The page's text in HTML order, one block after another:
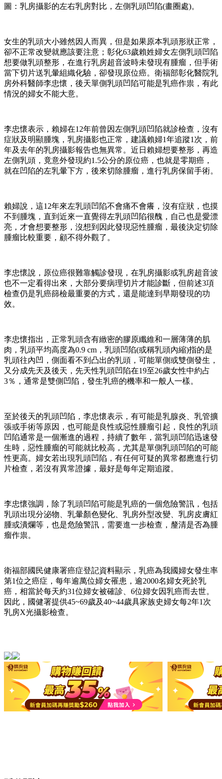
圖：乳房攝影的左右乳房對比，左側乳頭凹陷(畫圈處)。
女生的乳頭大小雖然因人而異，但是如果原本乳頭形狀正常，
卻不正常改變就應該要注意；彰化63歲賴姓婦女左側乳頭凹陷
想要做乳頭整形，在進行乳房超音波時未發現有腫瘤，但手術
當下切片送乳暈組織化驗，卻發現原位癌。衛福部彰化醫院乳
房外科醫師李忠懷，後天單側乳頭凹陷可能是乳癌作祟，有此
情況的婦女不能大意。
李忠懷表示，賴婦在12年前曾因左側乳頭凹陷就診檢查，沒有
症狀及明顯腫塊，乳房攝影也正常，建議賴婦1年追蹤1次，前
年及去年的乳房攝影報告也無異常。近日賴婦想要整形，再造
左側乳頭，竟意外發現約1.5公分的原位癌，也就是零期癌，
就在凹陷的左乳暈下方，後來切除腫瘤，進行乳房保留手術。
賴婦說，這12年來左乳頭凹陷不會痛不會癢，沒有症狀，也摸
不到腫塊，直到近來一直覺得左乳頭凹陷很醜，自己也是愛漂
亮，才會想要整形，沒想到因此發現惡性腫瘤，最後決定切除
腫瘤比較重要，顧不得外觀了。
李忠懷說，原位癌很難靠觸診發現，在乳房攝影或乳房超音波
也不一定看得出來，大部分要病理切片才能診斷，但前述3項
檢查仍是乳癌篩檢最重要的方式，還是能達到早期發現的功
效。
李忠懷指出，正常乳頭含有緻密的膠原纖維和一層薄薄的肌
肉，乳頭平均高度為0.9 cm，乳頭凹陷(或稱乳頭內縮)指的是
乳頭往內凹，側面看不到凸出的乳頭，可能單側或雙側發生，
又分成先天及後天，先天性乳頭凹陷在19至26歲女性中約占
3％，通常是雙側凹陷，發生乳癌的機率和一般人一樣。
至於後天的乳頭凹陷，李忠懷表示，有可能是乳腺炎、乳管擴
張或手術等原因，也可能是良性或惡性腫瘤引起，良性的乳頭
凹陷通常是一個漸進的過程，持續了數年，當乳頭凹陷迅速發
生時，惡性腫瘤的可能就比較高，尤其是單側乳頭凹陷的可能
性更高。婦女若出現乳頭凹陷，有任何可疑的異常都應進行切
片檢查，若沒有異常證據，最好是每年定期追蹤。
李忠懷強調，除了乳頭凹陷可能是乳癌的一個危險警訊，包括
乳頭出現分泌物、乳暈顏色變化、乳房外型改變、乳房皮膚紅
腫或潰爛等，也是危險警訊，需要進一步檢查，釐清是否為腫
瘤作祟。
衛福部國民健康署癌症登記資料顯示，乳癌為我國婦女發生率
第1位之癌症，每年逾萬位婦女罹患，逾2000名婦女死於乳
癌，相當於每天約31位婦女被確診、6位婦女因乳癌而去世。
因此，國健署提供45~69歲及40~44歲具家族史婦女每2年1次
乳房X光攝影檢查。